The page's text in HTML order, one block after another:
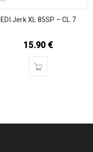
EDI Jerk XL 85SP – CL 7
15.90 €